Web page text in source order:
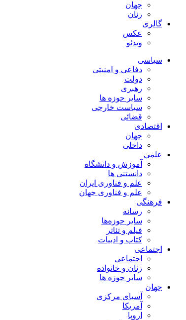
جهان
زنان
گالری
عکس
ویدئو
سیاسی
دفاعی و امنیتی
دولت
رهبری
سایر حوزه ها
سیاست خارجی
قضائی
اقتصادی
جهان
داخلی
علمی
آموزش و دانشگاه
دانستنی ها
علم و فناوری ایران
علم و فناوری جهان
فرهنگی
رسانه
سایر حوزه‌ها
فیلم و تئاتر
کتاب و ادبیات
اجتماعی
اجتماعی
زنان و خانواده
سایر حوزه ها
جهان
آسیای مرکزی
آمریکا
اروپا